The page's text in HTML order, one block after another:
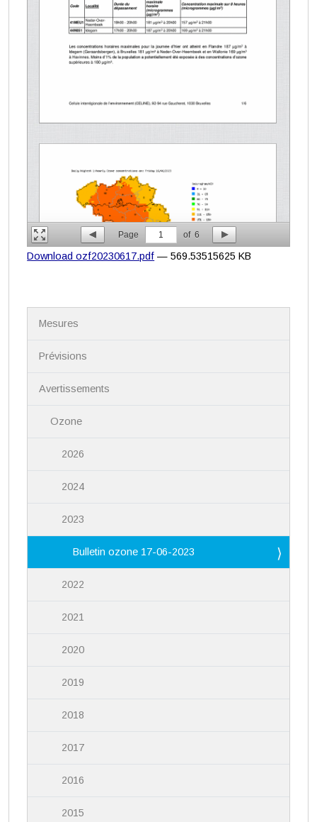
Page 1 of 6
Download ozf20230617.pdf — 569.53515625 KB
Mesures
Prévisions
Avertissements
Ozone
2026
2024
2023
Bulletin ozone 17-06-2023
2022
2021
2020
2019
2018
2017
2016
2015